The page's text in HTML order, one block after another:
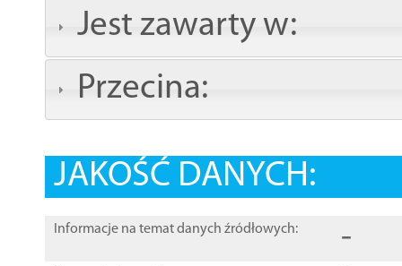
Jest zawarty w:
Przecina:
JAKOŚĆ DANYCH:
Informacje na temat danych źródłowych: -